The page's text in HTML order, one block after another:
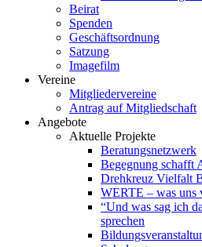
Beirat
Spenden
Geschäftsordnung
Satzung
Imagefilm
Vereine
Mitgliedervereine
Antrag auf Mitgliedschaft
Angebote
Aktuelle Projekte
Beratungsnetzwerk
Begegnung schafft
Drehkreuz Vielfalt
WERTE – was uns
“Und was sag ich
sprechen